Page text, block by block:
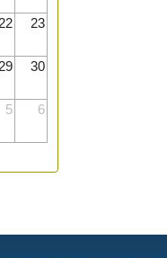
22 23
29 30
5 6